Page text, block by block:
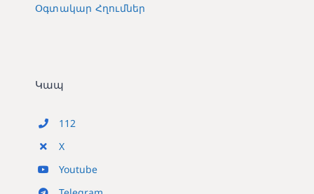
Օգտակար Հղումներ
Կապ
112
X
Youtube